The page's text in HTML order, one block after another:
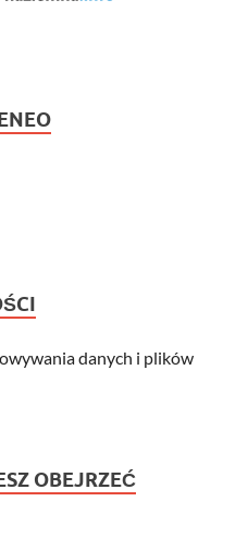
danych i plików
OBEJRZEĆ